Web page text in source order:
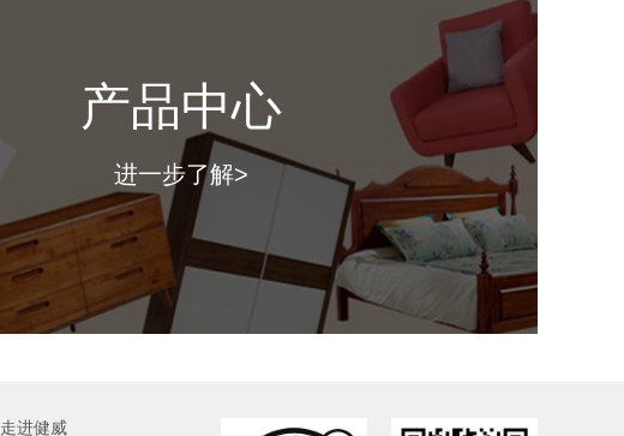
（ 网站图片仅供参考，具体款式以门店上样实物为准。）
产品中心
进一步了解>
走进健威